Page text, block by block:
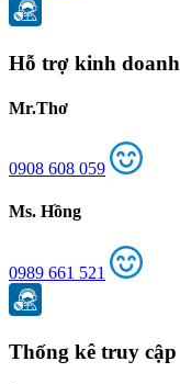
Hỗ trợ kinh doanh
Mr.Thơ
0908 608 059
Ms. Hồng
0989 661 521
Thống kê truy cập